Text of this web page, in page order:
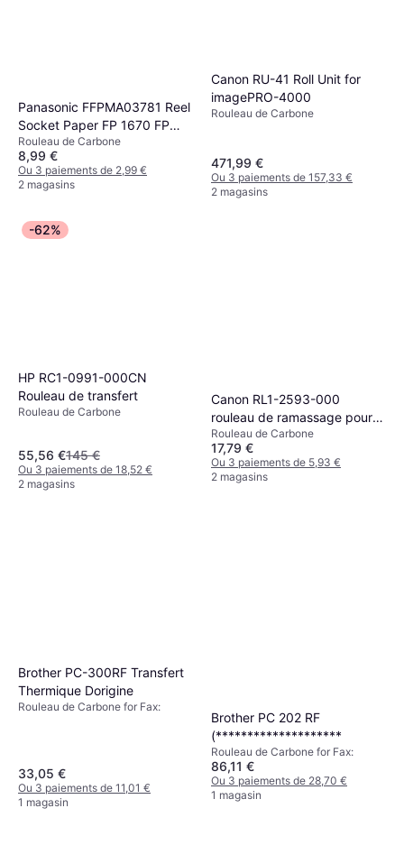
Panasonic FFPMA03781 Reel
Socket Paper FP 1670 FP
1780 FP 2080 FP2680
Rouleau de Carbone
8,99 €
Ou 3 paiements de 2,99 €
2 magasins
Canon RU-41 Roll Unit for
imagePRO-4000
Rouleau de Carbone
471,99 €
Ou 3 paiements de 157,33 €
2 magasins
-62%
HP RC1-0991-000CN
Rouleau de transfert
Rouleau de Carbone
55,56 €145 €
Ou 3 paiements de 18,52 €
2 magasins
Canon RL1-2593-000
rouleau de ramassage pour
imprimante scanner
Rouleau de Carbone
17,79 €
Ou 3 paiements de 5,93 €
2 magasins
Brother PC-300RF Transfert
Thermique Dorigine
Rouleau de Carbone for Fax:
33,05 €
Ou 3 paiements de 11,01 €
1 magasin
Brother PC 202 RF
(********************
Rouleau de Carbone for Fax:
86,11 €
Ou 3 paiements de 28,70 €
1 magasin